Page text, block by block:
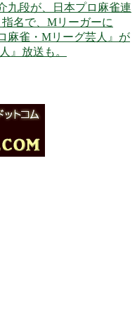
九段が、日本プロ麻雀連
名で、Mリーガーに
麻雀・Mリーグ芸人』が
』放送も。